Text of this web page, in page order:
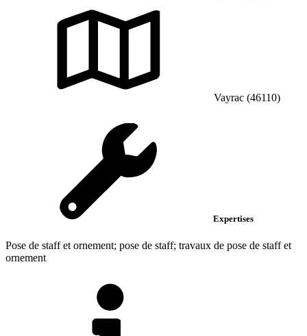
Vayrac (46110)
Expertises
Pose de staff et ornement; pose de staff; travaux de pose de staff et
ornement